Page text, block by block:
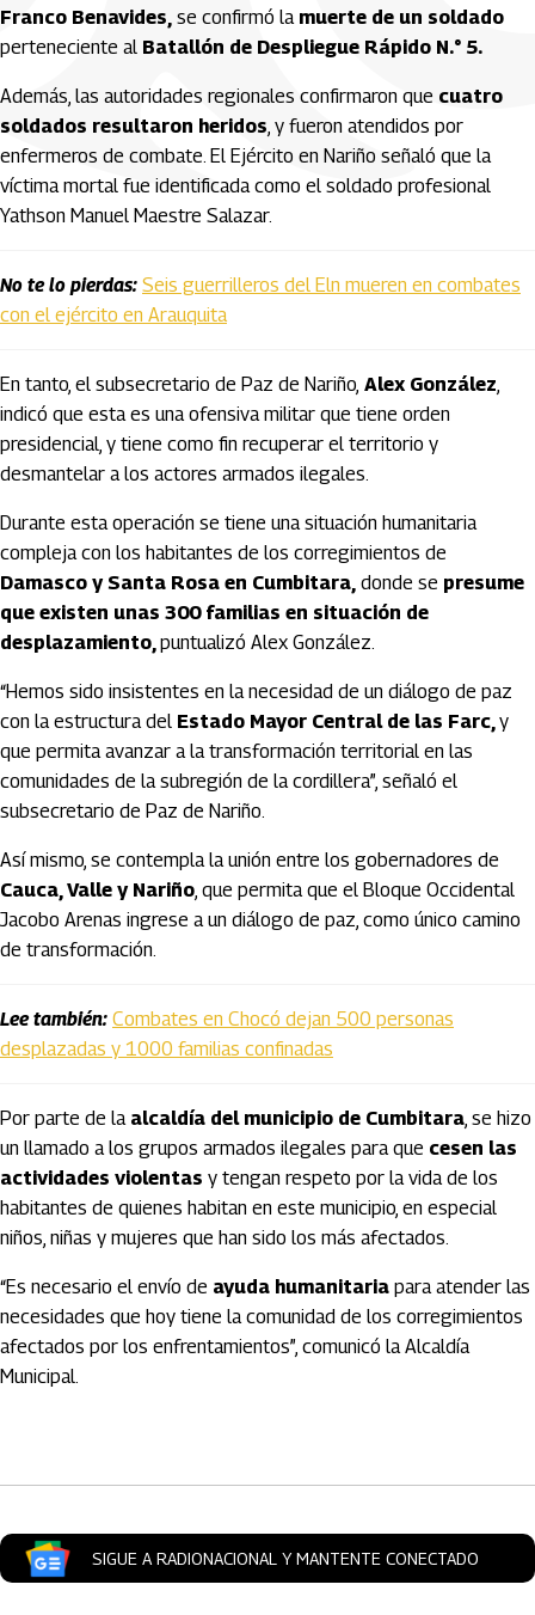
Franco Benavides, se confirmó la muerte de un soldado
perteneciente al Batallón de Despliegue Rápido N.° 5.
Además, las autoridades regionales confirmaron que cuatro
soldados resultaron heridos, y fueron atendidos por
enfermeros de combate. El Ejército en Nariño señaló que la
víctima mortal fue identificada como el soldado profesional
Yathson Manuel Maestre Salazar.
No te lo pierdas: Seis guerrilleros del Eln mueren en combates
con el ejército en Arauquita
En tanto, el subsecretario de Paz de Nariño, Alex González,
indicó que esta es una ofensiva militar que tiene orden
presidencial, y tiene como fin recuperar el territorio y
desmantelar a los actores armados ilegales.
Durante esta operación se tiene una situación humanitaria
compleja con los habitantes de los corregimientos de
Damasco y Santa Rosa en Cumbitara, donde se presume
que existen unas 300 familias en situación de
desplazamiento,puntualizó Alex González.
“Hemos sido insistentes en la necesidad de un diálogo de paz
con la estructura del Estado Mayor Central de las Farc,y
que permita avanzar a la transformación territorial en las
comunidades de la subregión de la cordillera”, señaló el
subsecretario de Paz de Nariño.
Así mismo, se contempla la unión entre los gobernadores de
Cauca, Valle y Nariño, que permita que el Bloque Occidental
Jacobo Arenas ingrese a un diálogo de paz, como único camino
de transformación.
Lee también: Combates en Chocó dejan 500 personas
desplazadas y 1000 familias confinadas
Por parte de la alcaldía del municipio de Cumbitara, se hizo
un llamado a los grupos armados ilegales para que cesen las
actividades violentas y tengan respeto por la vida de los
habitantes de quienes habitan en este municipio, en especial
niños, niñas y mujeres que han sido los más afectados.
“Es necesario el envío de ayuda humanitaria para atender las
necesidades que hoy tiene la comunidad de los corregimientos
afectados por los enfrentamientos”, comunicó la Alcaldía
Municipal.
SIGUE A RADIONACIONAL Y MANTENTE CONECTADO